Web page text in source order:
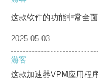
这款软件的功能非常全
2025-05-03
游客
这款加速器VPM应用程